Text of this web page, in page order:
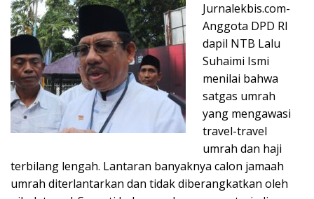
Jurnalekbis.com-
Anggota DPD RI
dapil NTB Lalu
Suhaimi Ismi
menilai bahwa
satgas umrah
yang mengawasi
travel-travel
umrah dan haji
terbilang lengah. Lantaran banyaknya calon jamaah
umrah diterlantarkan dan tidak diberangkatkan oleh